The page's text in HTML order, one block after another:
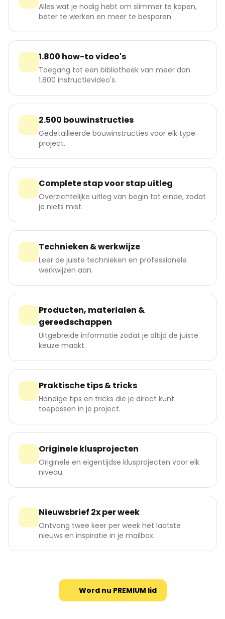
Alles wat je nodig hebt om slimmer te kopen,
beter te werken en meer te besparen.
1.800 how-to video's
Toegang tot een bibliotheek van meer dan
1.800 instructievideo's.
2.500 bouwinstructies
Gedetailleerde bouwinstructies voor elk type
project.
Complete stap voor stap uitleg
Overzichtelijke uitleg van begin tot einde, zodat
je niets mist.
Technieken & werkwijze
Leer de juiste technieken en professionele
werkwijzen aan.
Producten, materialen &
gereedschappen
Uitgebreide informatie zodat je altijd de juiste
keuze maakt.
Praktische tips & tricks
Handige tips en tricks die je direct kunt
toepassen in je project.
Originele klusprojecten
Originele en eigentijdse klusprojecten voor elk
niveau.
Nieuwsbrief 2x per week
Ontvang twee keer per week het laatste
nieuws en inspiratie in je mailbox.
Word nu PREMIUM lid